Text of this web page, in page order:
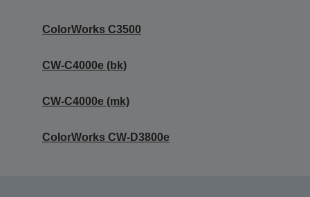
ColorWorks C3500
CW-C4000e (bk)
CW-C4000e (mk)
ColorWorks CW-D3800e